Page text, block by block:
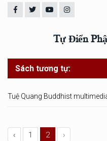
Tự Điển
Sách tương tự:
Tuệ Quang Buddhist
‹ 1 2 ›